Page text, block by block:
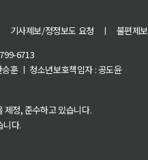
기사제보/정정보도 요청 ㅣ 불편제보
6713
훈 ㅣ 청소년보호책임자 : 공도윤
제정, 준수하고 있습니다.
니다.